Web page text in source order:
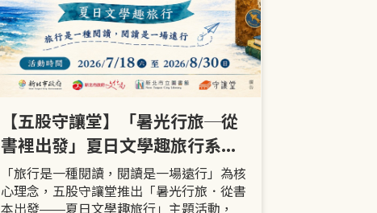
【五股守讓堂】「暑光行旅─從
書裡出發」夏日文學趣旅行系列
活動
「旅行是一種閱讀，閱讀是一場遠行」為核
心理念，五股守讓堂推出「暑光行旅．從書
本出發——夏日文學趣旅行」主題活動，